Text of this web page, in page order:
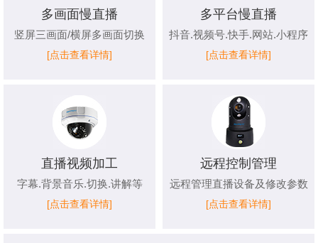
多画面慢直播
竖屏三画面/横屏多画面切换
[点击查看详情]
多平台慢直播
抖音.视频号.快手.网站.小程序
[点击查看详情]
直播视频加工
字幕.背景音乐.切换.讲解等
[点击查看详情]
远程控制管理
远程管理直播设备及修改参数
[点击查看详情]